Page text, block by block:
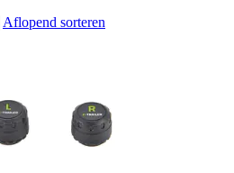
Aflopend sorteren